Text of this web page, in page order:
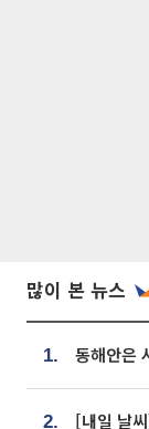
많이 본 뉴스
1.
2.